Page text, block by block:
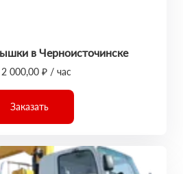
в Черноисточинске
000,00 ₽ / час
Заказать